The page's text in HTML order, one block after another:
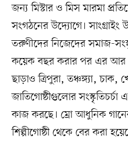
জন্য মিস্টার ও মিস মারমা
সংগঠনের উদ্যোগে।
তরুণীদের নিজেদের সমাজ-
কয়েক বছর করার পর এর আর
ছাড়াও ত্রিপুরা, তঞ্চঙ্গ্যা,
জাতিগোষ্ঠীগুলোর সংস্কৃতিচর্চা
কাজ করছে। ম্রো আধুনিক
শিল্পীগোষ্ঠী থেকে বের করা